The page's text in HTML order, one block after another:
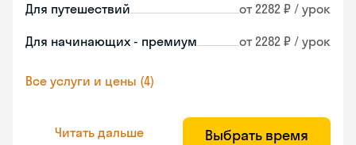
Для путешествий от 2282 ₽ / урок
Для начинающих - премиум от 2282 ₽ / урок
Все услуги и цены (4)
Читать дальше Выбрать время